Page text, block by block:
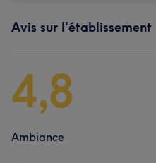
Avis sur l'établissement
4,8
Ambiance